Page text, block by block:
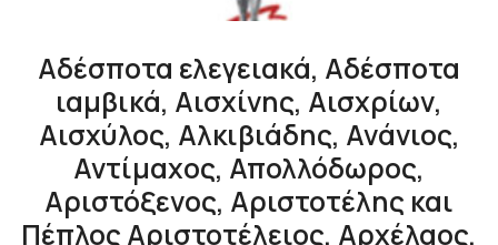
Αδέσποτα ελεγειακά, Αδέσποτα
ιαμβικά, Αισχίνης, Αισχρίων,
Αισχύλος, Αλκιβιάδης, Ανάνιος,
Αντίμαχος, Απολλόδωρος,
Αριστόξενος, Αριστοτέλης και
Πέπλος Αριστοτέλειος, Αρχέλαος,